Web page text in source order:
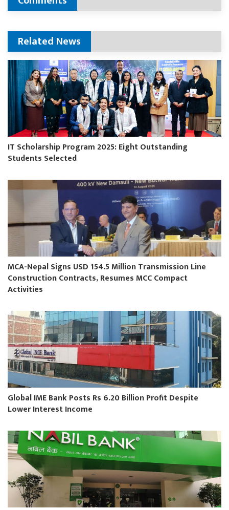
Related News
IT Scholarship Program 2025: Eight Outstanding
Students Selected
MCA-Nepal Signs USD 154.5 Million Transmission Line
Construction Contracts, Resumes MCC Compact
Activities
Global IME Bank Posts Rs 6.20 Billion Profit Despite
Lower Interest Income